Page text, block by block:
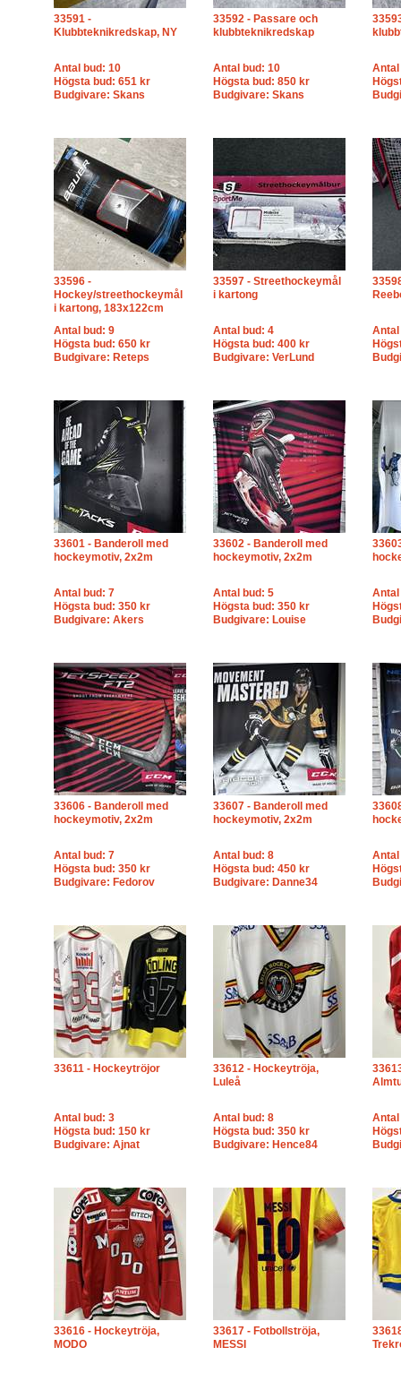
33591 -
Klubbteknikredskap, NY
Antal bud: 10
Högsta bud: 651 kr
Budgivare: Skans
33592 - Passare och
klubbteknikredskap
Antal bud: 10
Högsta bud: 850 kr
Budgivare: Skans
Antal
33596 -
Hockey/streethockeymål
i kartong, 183x122cm
Antal bud: 9
Högsta bud: 650 kr
Budgivare: Reteps
33597 - Streethockeymål
i kartong
Antal bud: 4
Högsta bud: 400 kr
Budgivare: VerLund
Antal
33601 - Banderoll med
hockeymotiv, 2x2m
Antal bud: 7
Högsta bud: 350 kr
Budgivare: Akers
33602 - Banderoll med
hockeymotiv, 2x2m
Antal bud: 5
Högsta bud: 350 kr
Budgivare: Louise
Antal
33606 - Banderoll med
hockeymotiv, 2x2m
Antal bud: 7
Högsta bud: 350 kr
Budgivare: Fedorov
33607 - Banderoll med
hockeymotiv, 2x2m
Antal bud: 8
Högsta bud: 450 kr
Budgivare: Danne34
Antal
33611 - Hockeytröjor
Antal bud: 3
Högsta bud: 150 kr
Budgivare: Ajnat
33612 - Hockeytröja,
Luleå
Antal bud: 8
Högsta bud: 350 kr
Budgivare: Hence84
Antal
33616 - Hockeytröja,
MODO
33617 - Fotbollströja,
MESSI